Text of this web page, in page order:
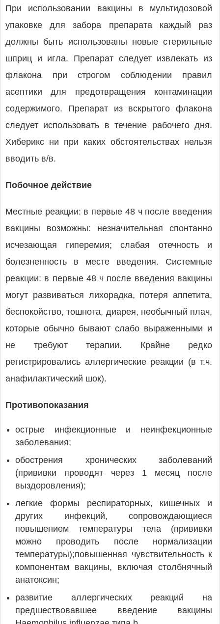
При использовании вакцины в мультидозовой
упаковке для забора препарата каждый раз
должны быть использованы новые стерильные
шприц и игла. Препарат следует извлекать из
флакона при строгом соблюдении правил
асептики для предотвращения контаминации
содержимого. Препарат из вскрытого флакона
следует использовать в течение рабочего дня.
Хиберикс ни при каких обстоятельствах нельзя
вводить в/в.
Побочное действие
Местные реакции: в первые 48 ч после введения
вакцины возможны: незначительная спонтанно
исчезающая гиперемия; слабая отечность и
болезненность в месте введения. Системные
реакции: в первые 48 ч после введения вакцины
могут развиваться лихорадка, потеря аппетита,
беспокойство, тошнота, диарея, необычный плач,
которые обычно бывают слабо выраженными и
не требуют терапии. Крайне редко
регистрировались аллергические реакции (в т.ч.
анафилактический шок).
Противопоказания
острые инфекционные и неинфекционные
заболевания;
обострения хронических заболеваний
(прививки проводят через 1 месяц после
выздоровления);
легкие формы респираторных, кишечных и
других инфекций, сопровождающиеся
повышением температуры тела (прививки
можно проводить после нормализации
температуры);повышенная чувствительность к
компонентам вакцины, включая столбнячный
анатоксин;
развитие аллергических реакций на
предшествовавшее введение вакцины